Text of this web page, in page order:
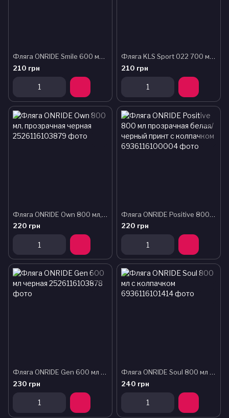
Фляга ONRIDE Smile 600 мл с колпачком
210 грн
Фляга KLS Sport 022 700 мл антрацит
210 грн
Фляга ONRIDE Own 800 мл, прозрачная черная
220 грн
Фляга ONRIDE Positive 800 мл прозрачная белая/черный принт с колпачком
220 грн
Фляга ONRIDE Gen 600 мл черная
230 грн
Фляга ONRIDE Soul 800 мл с колпачком
240 грн